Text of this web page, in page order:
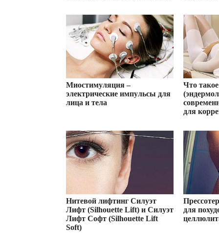
Миостимуляция –
электрические импульсы для
лица и тела
Что
для
Нитевой лифтинг Силуэт
Лифт (Silhouette Lift) и Силуэт
Лифт Софт (Silhouette Lift
Soft)
для